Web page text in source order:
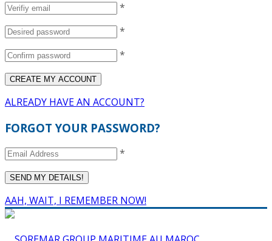
*
*
*
ALREADY HAVE AN ACCOUNT?
FORGOT YOUR PASSWORD?
*
AAH, WAIT, I REMEMBER NOW!